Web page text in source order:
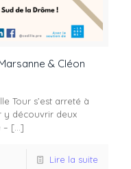
& Cléon
Tour s’est arreté à
y découvrir deux
– […]
Lire la suite